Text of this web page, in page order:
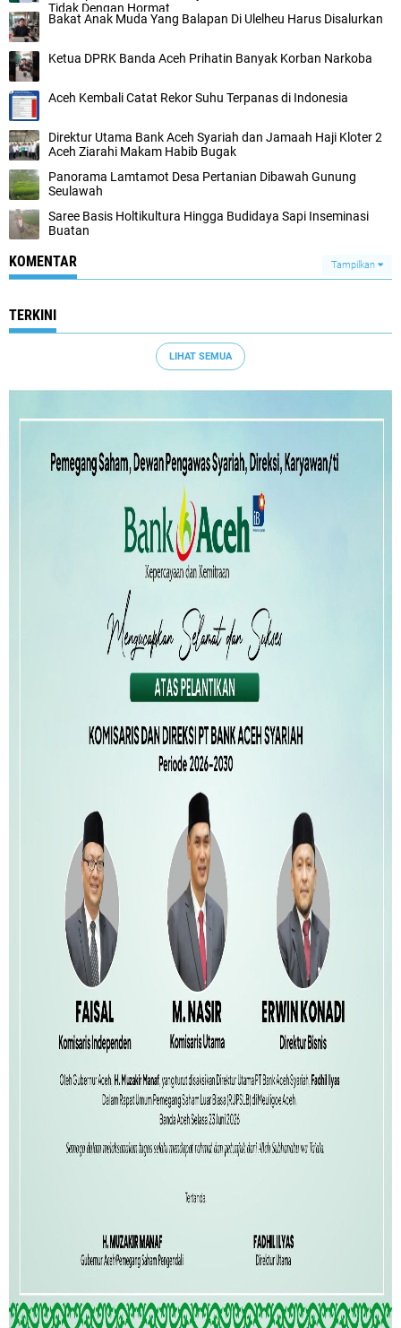
Tidak Dengan Hormat
Bakat Anak Muda Yang Balapan Di Ulelheu Harus Disalurkan
Ketua DPRK Banda Aceh Prihatin Banyak Korban Narkoba
Aceh Kembali Catat Rekor Suhu Terpanas di Indonesia
Direktur Utama Bank Aceh Syariah dan Jamaah Haji Kloter 2
Aceh Ziarahi Makam Habib Bugak
Panorama Lamtamot Desa Pertanian Dibawah Gunung
Seulawah
Saree Basis Holtikultura Hingga Budidaya Sapi Inseminasi
Buatan
KOMENTAR Tampilkan
TERKINI
LIHAT SEMUA